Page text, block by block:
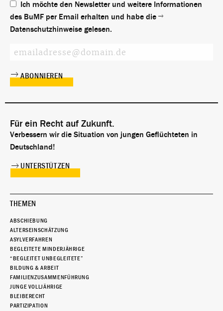
Ich möchte den Newsletter und weitere Informationen
des BuMF per Email erhalten und habe die
Datenschutzhinweise gelesen.
Für ein Recht auf Zukunft.
Verbessern wir die Situation von jungen Geflüchteten in
Deutschland!
UNTERSTÜTZEN
THEMEN
ABSCHIEBUNG
ALTERSEINSCHÄTZUNG
ASYLVERFAHREN
BEGLEITETE MINDERJÄHRIGE
“BEGLEITET UNBEGLEITETE”
BILDUNG & ARBEIT
FAMILIENZUSAMMENFÜHRUNG
JUNGE VOLLJÄHRIGE
BLEIBERECHT
PARTIZIPATION